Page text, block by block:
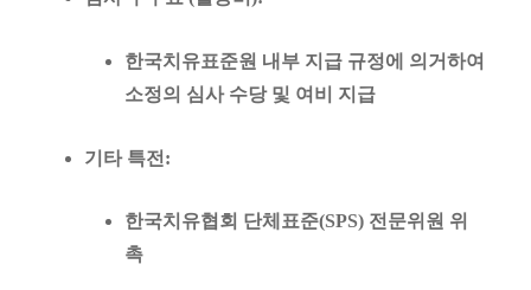
한국치유표준원 내부 지급 규정에 의거하여
소정의 심사 수당 및 여비 지급
기타 특전 :
한국치유협회 단체표준(SPS) 전문위원 위
촉